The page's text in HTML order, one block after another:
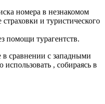
номера в незнакомом
и туристического
помощи турагентств.
сравнении с западными
, собираясь в